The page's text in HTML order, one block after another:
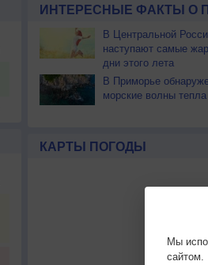
ИНТЕРЕСНЫЕ ФАКТЫ О
В Центральной
наступают самые
дни этого лета
В Приморье
морские волны тепла
КАРТЫ ПОГОДЫ
Мы